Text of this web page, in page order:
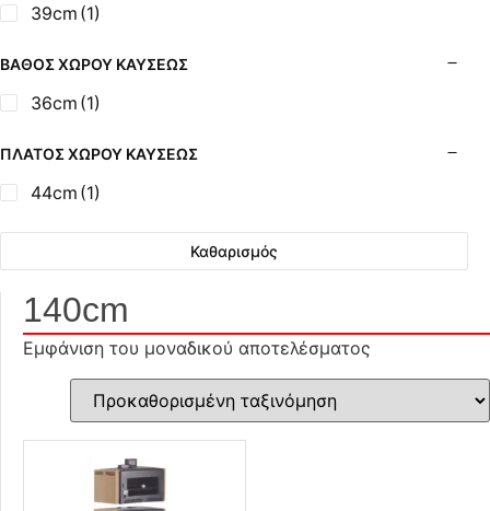
39cm (1)
ΒΆΘΟΣ ΧΏΡΟΥ ΚΑΎΣΕΩΣ
36cm (1)
ΠΛΆΤΟΣ ΧΏΡΟΥ ΚΑΎΣΕΩΣ
44cm (1)
Καθαρισμός
140cm
Εμφάνιση του μοναδικού αποτελέσματος